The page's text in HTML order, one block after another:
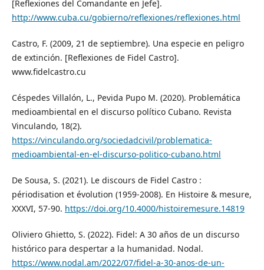
[Reflexiones del Comandante en Jefe].
http://www.cuba.cu/gobierno/reflexiones/reflexiones.html
Castro, F. (2009, 21 de septiembre). Una especie en peligro
de extinción. [Reflexiones de Fidel Castro].
www.fidelcastro.cu
Céspedes Villalón, L., Pevida Pupo M. (2020). Problemática
medioambiental en el discurso político Cubano. Revista
Vinculando, 18(2).
https://vinculando.org/sociedadcivil/problematica-
medioambiental-en-el-discurso-politico-cubano.html
De Sousa, S. (2021). Le discours de Fidel Castro :
périodisation et évolution (1959-2008). En Histoire & mesure,
XXXVI, 57-90. https://doi.org/10.4000/histoiremesure.14819
Oliviero Ghietto, S. (2022). Fidel: A 30 años de un discurso
histórico para despertar a la humanidad. Nodal.
https://www.nodal.am/2022/07/fidel-a-30-anos-de-un-